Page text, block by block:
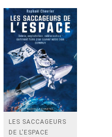
LES SACCAGEURS
DE L'ESPACE